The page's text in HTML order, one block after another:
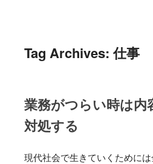
Tag Archives:仕事
業務がつらい時は内
対処する
現代社会で生きていくために